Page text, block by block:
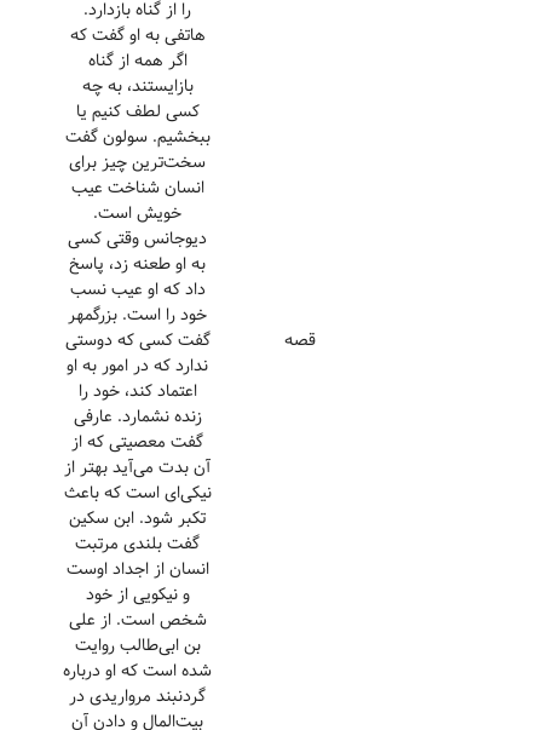
قصه
را از گناه بازدارد.
هاتفی به او گفت که
اگر همه از گناه
بازایستند، به چه
کسی لطف کنیم یا
ببخشیم. سولون گفت
سخت‌ترین چیز برای
انسان شناخت عیب
خویش است.
دیوجانس وقتی کسی
به او طعنه زد، پاسخ
داد که او عیب نسب
خود را است. بزرگمهر
گفت کسی که دوستی
ندارد که در امور به او
اعتماد کند، خود را
زنده نشمارد. عارفی
گفت معصیتی که از
آن بدت می‌آید بهتر از
نیکی‌ای است که باعث
تکبر شود. ابن سکین
گفت بلندی مرتبت
انسان از اجداد اوست
و نیکویی از خود
شخص است. از علی
بن ابی‌طالب روایت
شده است که او درباره
گردنبند مرواریدی در
بیت‌المال و دادن آن